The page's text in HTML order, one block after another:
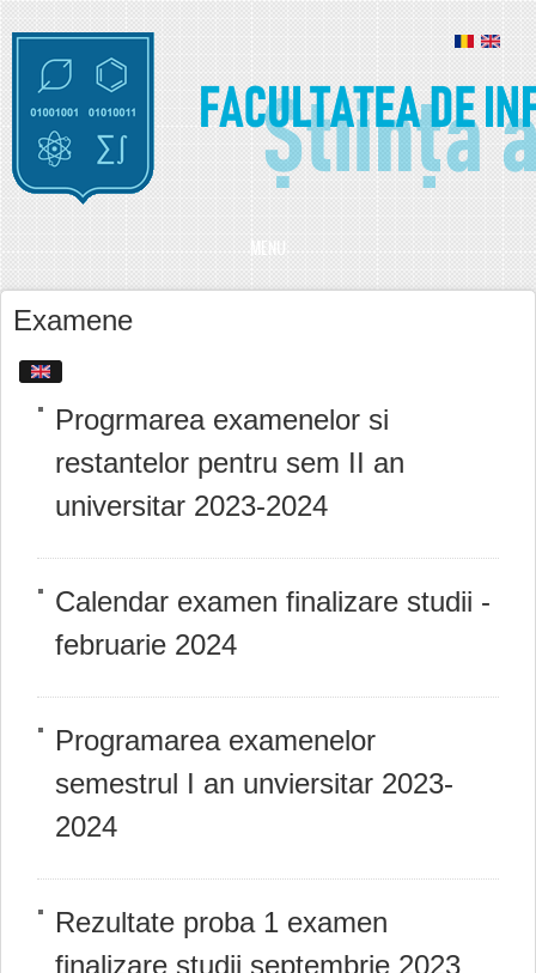
Mergi la conţinutul principal
MENU
Examene
Progrmarea examenelor si
restantelor pentru sem II an
universitar 2023-2024
Calendar examen finalizare studii -
februarie 2024
Programarea examenelor
semestrul I an unviersitar 2023-
2024
Rezultate proba 1 examen
finalizare studii septembrie 2023